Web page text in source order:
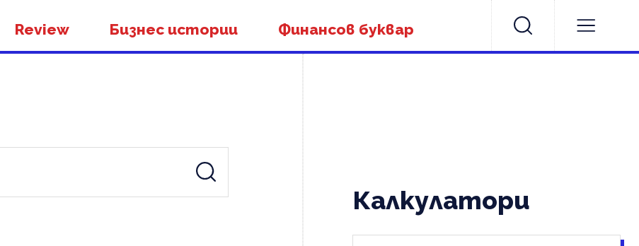
Review Бизнес истории Финансов буквар
Калкулатори